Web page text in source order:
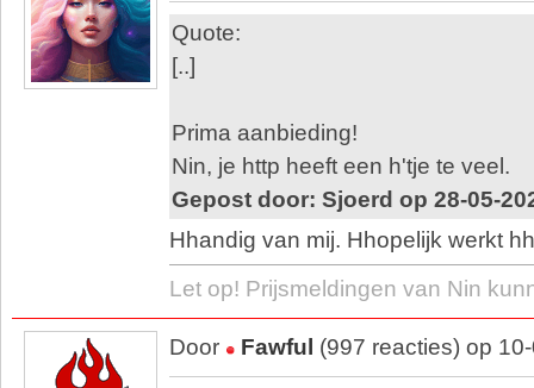
Quote:
[..]
Prima aanbieding!
Nin, je http heeft een h'tje te veel.
Gepost door: Sjoerd op 28-05-
Hhandig van mij. Hhopelijk werkt
Let op! Prijsmeldingen van Nin
Door Fawful (997 reacties) op